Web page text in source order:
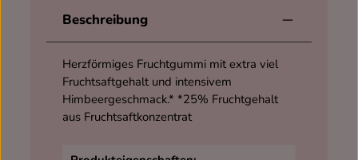
Beschreibung
Herzförmiges Fruchtgummi mit extra viel
Fruchtsaftgehalt und intensivem
Himbeergeschmack.* *25% Fruchtgehalt
aus Fruchtsaftkonzentrat